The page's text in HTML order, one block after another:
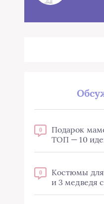
0
Подарок
ТОП — 10
0
Костюмы для
и 3 медведя